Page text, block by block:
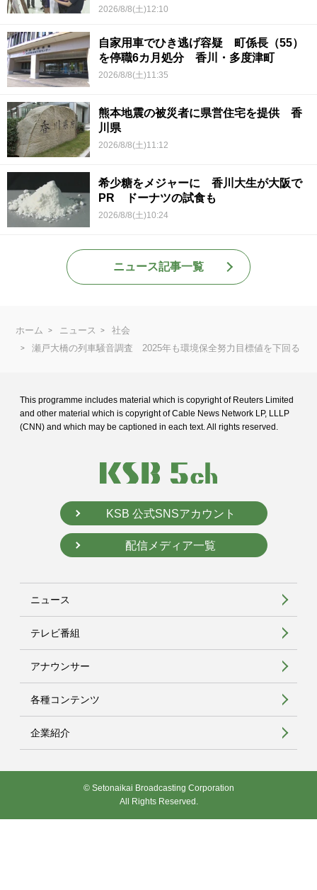
2026/8/8(土)12:10
自家用車でひき逃げ容疑 町係長（55）
を停職6カ月処分 香川・多度津町
2026/8/8(土)11:35
熊本地震の被災者に県営住宅を提供 香
川県
2026/8/8(土)11:12
希少糖をメジャーに 香川大生が大阪で
PR ドーナツの試食も
2026/8/8(土)10:24
ニュース記事一覧
ホーム ニュース
社会
瀬戸大橋の列車騒音調査 2025年も環境保全努力目標値を下回る
This programme includes material which is copyright of Reuters Limited
and other material which is copyright of Cable News Network LP, LLLP
(CNN) and which may be captioned in each text. All rights reserved.
KSB 公式SNSアカウント
配信メディア一覧
ニュース
テレビ番組
アナウンサー
各種コンテンツ
企業紹介
© Setonaikai Broadcasting Corporation
All Rights Reserved.